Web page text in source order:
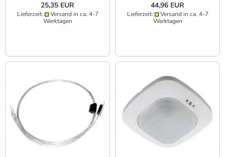
25,35 EUR
Lieferzeit:
Versand in ca. 4-7
Werktagen
44,96 EUR
Lieferzeit:
Versand in ca. 4-7
Werktagen